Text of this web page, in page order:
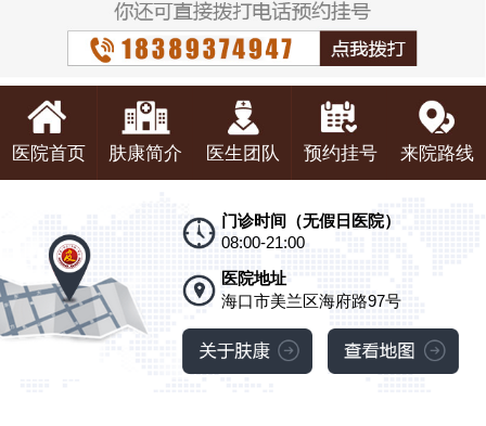
医院首页 肤康简介 医生团队 预约挂号 来院路线
门诊时间（无假日医院）
08:00-21:00
医院地址
海口市美兰区海府路97号